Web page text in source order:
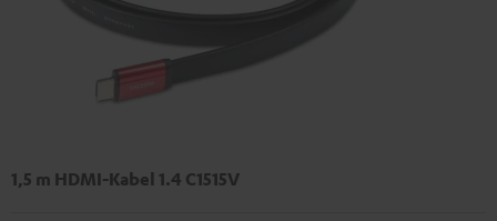
1,5 m HDMI-Kabel 1.4 C1515V